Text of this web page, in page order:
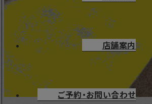
店舗案内
ご予約・お問い合わせ